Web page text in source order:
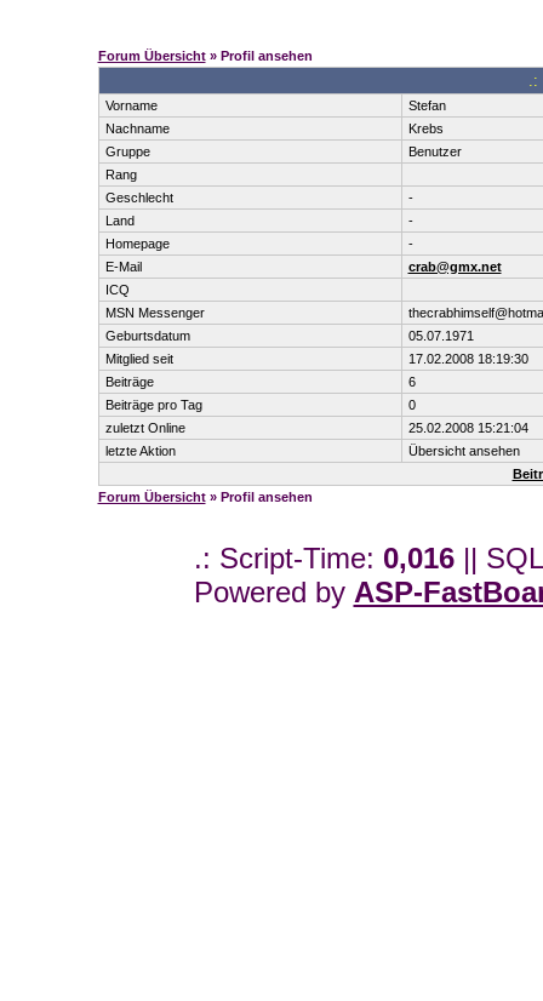
Forum Übersicht» Profil ansehen
.:
Vorname
Stefan
Nachname
Krebs
Gruppe
Benutzer
Rang
Geschlecht
-
Land
-
Homepage
-
E-Mail
crab@gmx.net
ICQ
MSN Messenger
Geburtsdatum
05.07.1971
Mitglied seit
17.02.2008 18:19:30
Beiträge
6
Beiträge pro Tag
0
zuletzt Online
25.02.2008 15:21:04
letzte Aktion
Übersicht ansehen
Forum Übersicht» Profil ansehen
.: Script-Time: 0,016||
Powered by ASP-